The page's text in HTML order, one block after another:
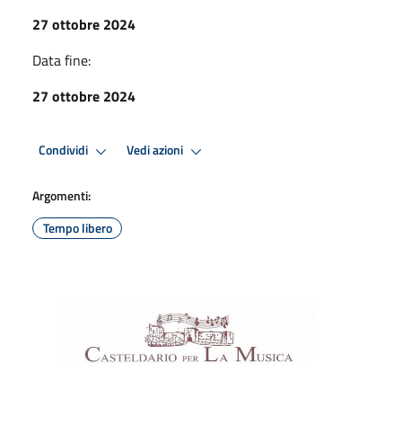
27 ottobre 2024
Data fine:
27 ottobre 2024
Condividi Vedi azioni
Argomenti:
Tempo libero